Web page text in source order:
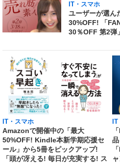
IT・スマホ
ユーザーが選ん
30%OFF! 「
30％OFF 第2弾
IT・スマホ
Amazonで開催中の「最大
50%OFF! Kindle本新学期応援セ
ール」から5冊をピックアップ!
「頭が冴える! 毎日が充実する! ス